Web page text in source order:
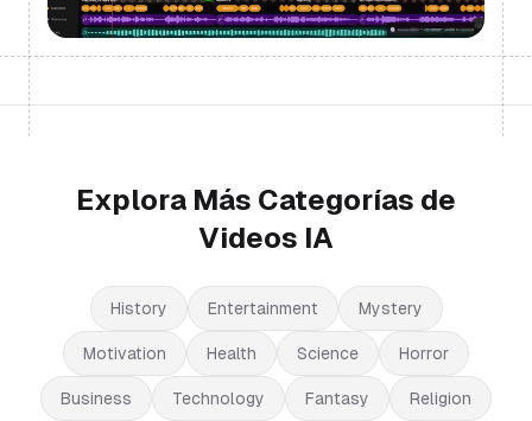
Explora Más Categorías de
Videos IA
History Entertainment Mystery
Motivation Health Science Horror
Business Technology Fantasy Religion